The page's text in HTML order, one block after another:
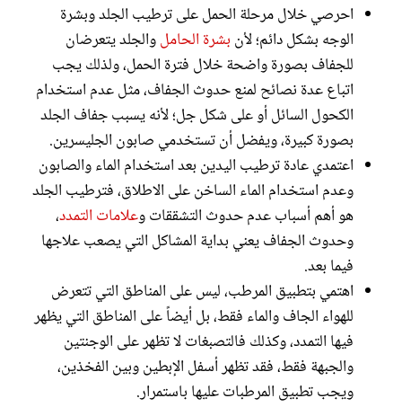
احرصي خلال مرحلة الحمل على ترطيب الجلد وبشرة
الوجه بشكل دائم؛ لأن بشرة الحاملوالجلد يتعرضان
للجفاف بصورة واضحة خلال فترة الحمل، ولذلك يجب
اتباع عدة نصائح لمنع حدوث الجفاف، مثل عدم استخدام
الكحول السائل أو على شكل جل؛ لأنه يسبب جفاف الجلد
بصورة كبيرة، ويفضل أن تستخدمي صابون الجليسرين.
اعتمدي عادة ترطيب اليدين بعد استخدام الماء والصابون
وعدم استخدام الماء الساخن على الاطلاق، فترطيب الجلد
هو أهم أسباب عدم حدوث التشققات وعلامات التمدد،
وحدوث الجفاف يعني بداية المشاكل التي يصعب علاجها
فيما بعد.
اهتمي بتطبيق المرطب، ليس على المناطق التي تتعرض
للهواء الجاف والماء فقط، بل أيضاً على المناطق التي يظهر
فيها التمدد، وكذلك فالتصبغات لا تظهر على الوجنتين
والجبهة فقط، فقد تظهر أسفل الإبطين وبين الفخذين،
ويجب تطبيق المرطبات عليها باستمرار.